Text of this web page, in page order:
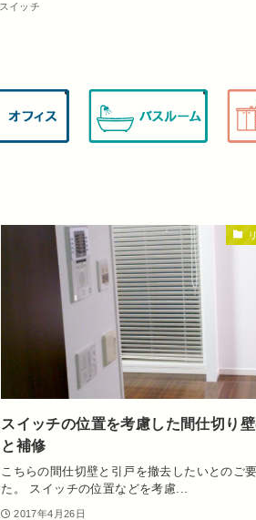
スイッチ
スイッチの位置を考慮した間仕切り
と補修
こちらの間仕切壁と引戸を撤去したいとのご
た。 スイッチの位置などを考慮...
2017年4月26日